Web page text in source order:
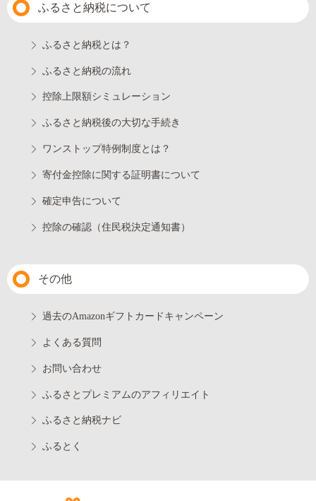
ふるさと納税について
ふるさと納税とは？
ふるさと納税の流れ
控除上限額シミュレーション
ふるさと納税後の大切な手続き
ワンストップ特例制度とは？
寄付金控除に関する証明書について
確定申告について
控除の確認（住民税決定通知書）
その他
過去のAmazonギフトカードキャンペーン
よくある質問
お問い合わせ
ふるさとプレミアムのアフィリエイト
ふるさと納税ナビ
ふるとく